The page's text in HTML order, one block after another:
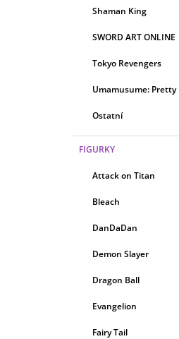
Shaman King
SWORD ART ONLINE
Tokyo Revengers
Umamusume: Pretty
Ostatní
FIGURKY
Attack on Titan
Bleach
DanDaDan
Demon Slayer
Dragon Ball
Evangelion
Fairy Tail